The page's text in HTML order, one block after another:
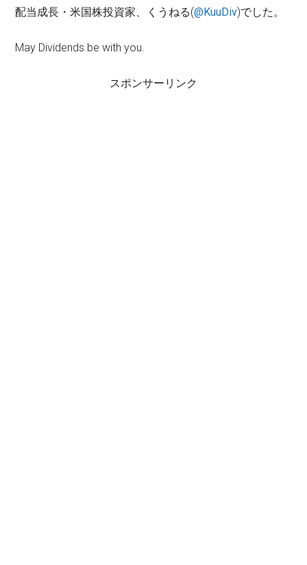
配当成長・米国株投資家、くうねる(@KuuDiv)でした。
May Dividends be with you.
スポンサーリンク